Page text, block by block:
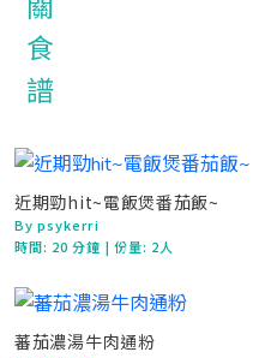
近期勁hit~電飯煲番茄飯~
By psykerri
時間: 20 分鐘 | 份量: 2人
蕃茄濃湯牛肉通粉